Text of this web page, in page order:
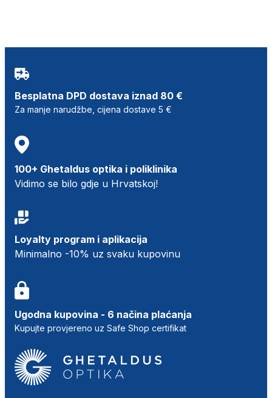
Besplatna DPD dostava iznad 80 €
Za manje narudžbe, cijena dostave 5 €
100+ Ghetaldus optika i poliklinika
Vidimo se bilo gdje u Hrvatskoj!
Loyalty program i aplikacija
Minimalno -10% uz svaku kupovinu
Ugodna kupovina - 6 načina plaćanja
Kupujte provjereno uz Safe Shop certifikat